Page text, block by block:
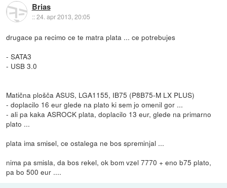
Brias
::24. apr 2013, 20:05
drugace pa recimo ce te matra plata ... ce potrebujes
- SATA3
- USB 3.0
Matična plošča ASUS, LGA1155, IB75 (P8B75-M LX PLUS)
- doplacilo 16 eur glede na plato ki sem jo omenil gor ...
- ali pa kaka ASROCK plata, doplacilo 13 eur, glede na primarno
plato ...
plata ima smisel, ce ostalega ne bos spreminjal ...
nima pa smisla, da bos rekel, ok bom vzel 7770 + eno b75 plato,
pa bo 500 eur ....